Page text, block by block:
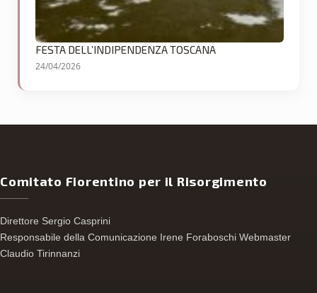
FESTA DELL’INDIPENDENZA TOSCANA
24/04/2026
Comitato Fiorentino per il Risorgimento
Direttore Sergio Casprini
Responsabile della Comunicazione Irene Foraboschi Webmaster
Claudio Tirinnanzi